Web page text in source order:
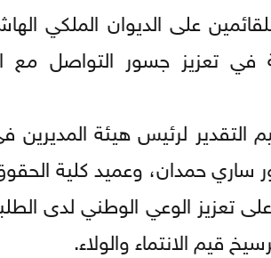
على الديوان الملكي
في تعزيز جسور التواصل مع
التقدير لرئيس هيئة المديرين
ساري حمدان، وعميد كلية
تعزيز الوعي الوطني لدى
قيم الانتماء والولاء.